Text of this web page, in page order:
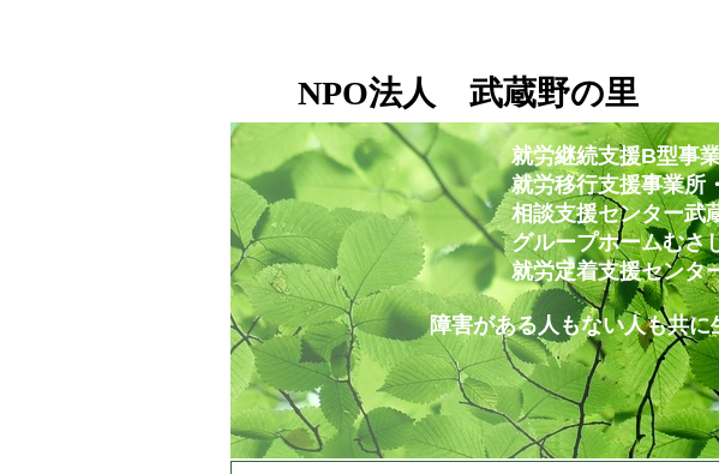
NPO法人 武蔵野の里
就労継続支援B型事
就労移行支援事業所・・・・・
相談支援センター武蔵野
グループホームむさし
就労定着支援センターつ
障害がある人もない人も共に生きられ